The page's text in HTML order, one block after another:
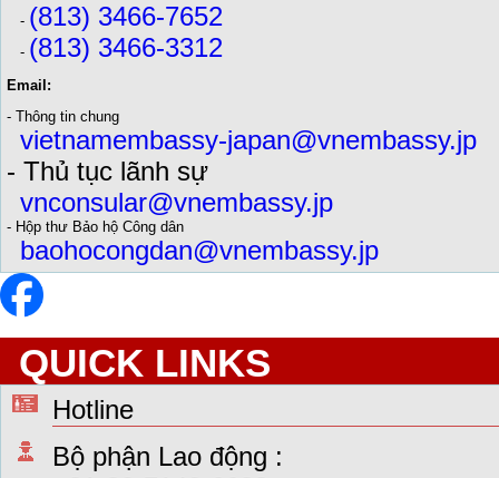
- (813) 3466-7652
- (813) 3466-3312
Email:
- Thông tin chung
vietnamembassy-japan@vnembassy.jp
- Thủ tục lãnh sự
vnconsular@vnembassy.jp
- Hộp thư Bảo hộ Công dân
baohocongdan@vnembassy.jp
QUICK LINKS
Hotline
Bộ phận Lao động :